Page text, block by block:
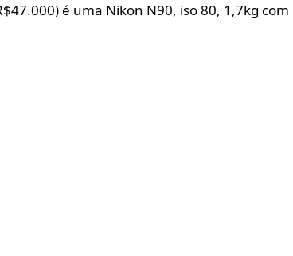
é uma Nikon N90, iso 80, 1,7kg com